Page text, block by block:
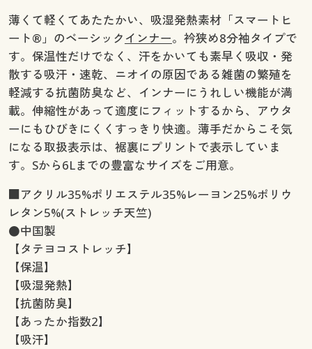
薄くて軽くてあたたかい、吸湿発熱素材「スマートヒ
ート®」のベーシック インナー。衿狭め8分袖タイプで
す。保温性だけでなく、汗をかいても素早く吸収・発
散する吸汗・速乾、ニオイの原因である雑菌の繁殖を
軽減する抗菌防臭など、インナーにうれしい機能が満
載。伸縮性があって適度にフィットするから、アウタ
ーにもひびきにくくすっきり快適。薄手だからこそ気
になる取扱表示は、裾裏にプリントで表示していま
す。Sから6Lまでの豊富なサイズをご用意。
■アクリル35%ポリエステル35%レーヨン25%ポリウ
レタン5%(ストレッチ天竺)
●中国製
【タテヨコストレッチ】
【保温】
【吸湿発熱】
【抗菌防臭】
【あったか指数2】
【吸汗】